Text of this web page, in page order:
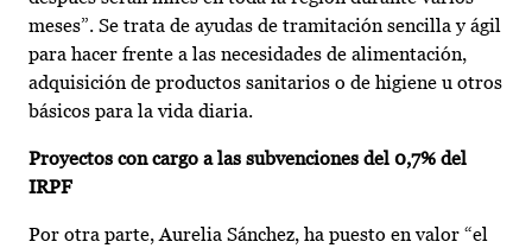
meses”. Se trata de ayudas de tramitación sencilla y ágil
para hacer frente a las necesidades de alimentación,
adquisición de productos sanitarios o de higiene u otros
básicos para la vida diaria.
Proyectos con cargo a las subvenciones del 0,7% del
IRPF
Por otra parte, Aurelia Sánchez, ha puesto en valor “el